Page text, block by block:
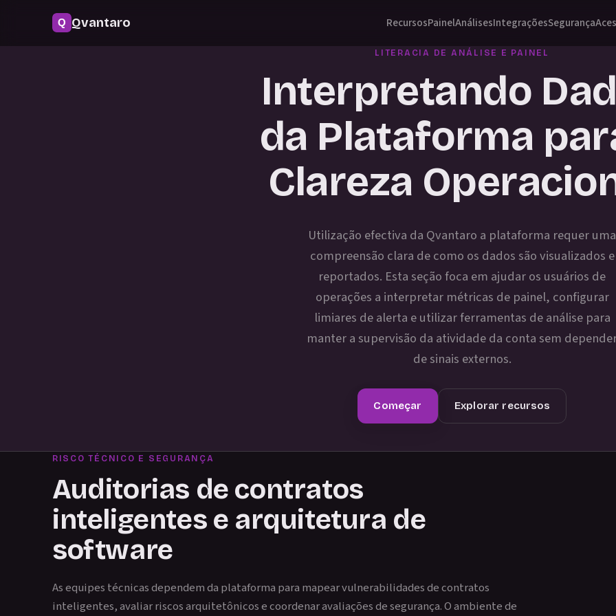
Qvantaro RecursosPainelAnálisesIntegraçõesSegurança
LITERACIA DE ANÁLISE E PAINEL
Interpretando
da Plataforma
Clareza
Utilização efectiva da Qvantaro a plataforma requer uma
compreensão clara de como os dados são visualizados e
reportados. Esta seção foca em ajudar os usuários de
operações a interpretar métricas de painel, configurar
limiares de alerta e utilizar ferramentas de análise para
manter a supervisão da atividade da conta sem
de sinais externos.
Começar Explorar recursos
RISCO TÉCNICO E SEGURANÇA
Auditorias de contratos
inteligentes e arquitetura de
software
As equipes técnicas dependem da plataforma para mapear vulnerabilidades de contratos
inteligentes, avaliar riscos arquitetônicos e coordenar avaliações de segurança. O ambiente de